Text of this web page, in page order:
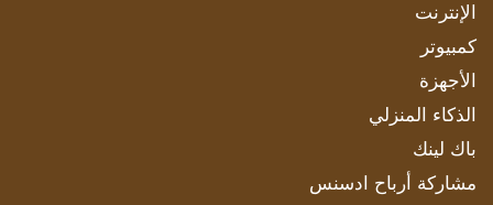
الإنترنت
كمبيوتر
الأجهزة
الذكاء المنزلي
باك لينك
مشاركة أرباح ادسنس